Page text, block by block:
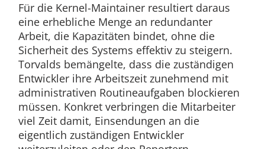
Für die Kernel-Maintainer resultiert daraus
eine erhebliche Menge an redundanter
Arbeit, die Kapazitäten bindet, ohne die
Sicherheit des Systems effektiv zu steigern.
Torvalds bemängelte, dass die zuständigen
Entwickler ihre Arbeitszeit zunehmend mit
administrativen Routineaufgaben blockieren
müssen. Konkret verbringen die Mitarbeiter
viel Zeit damit, Einsendungen an die
eigentlich zuständigen Entwickler